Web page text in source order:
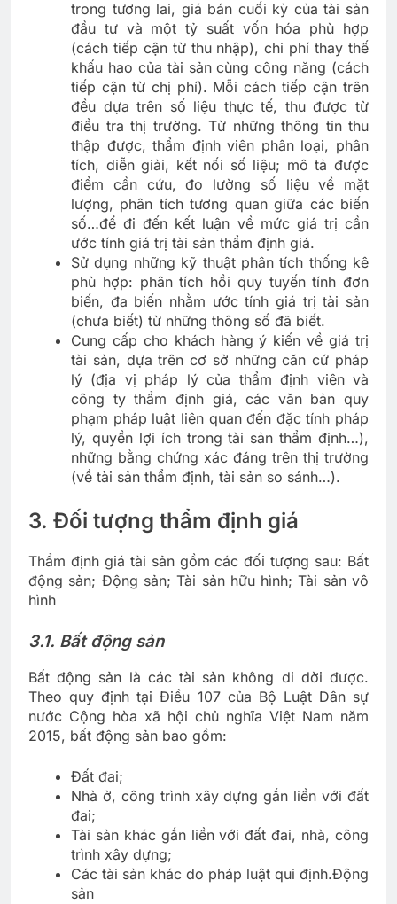
trong tương lai, giá bán cuối kỳ của tài sản
đầu tư và một tỷ suất vốn hóa phù hợp
(cách tiếp cận từ thu nhập), chi phí thay thế
khấu hao của tài sản cùng công năng (cách
tiếp cận từ chị phí). Mỗi cách tiếp cận trên
đều dựa trên số liệu thực tế, thu được từ
điều tra thị trường. Từ những thông tin thu
thập được, thẩm định viên phân loại, phân
tích, diễn giải, kết nối số liệu; mô tả được
điểm cần cứu, đo lường số liệu về mặt
lượng, phân tích tương quan giữa các biến
số…để đi đến kết luận về mức giá trị cần
ước tính giá trị tài sản thẩm định giá.
Sử dụng những kỹ thuật phân tích thống kê
phù hợp: phân tích hồi quy tuyến tính đơn
biến, đa biến nhằm ước tính giá trị tài sản
(chưa biết) từ những thông số đã biết.
Cung cấp cho khách hàng ý kiến về giá trị
tài sản, dựa trên cơ sở những căn cứ pháp
lý (địa vị pháp lý của thẩm định viên và
công ty thẩm định giá, các văn bản quy
phạm pháp luật liên quan đến đặc tính pháp
lý, quyền lợi ích trong tài sản thẩm định…),
những bằng chứng xác đáng trên thị trường
(về tài sản thẩm định, tài sản so sánh…).
3. Đối tượng thẩm định giá
Thẩm định giá tài sản gồm các đối tượng sau: Bất
động sản; Động sản; Tài sản hữu hình; Tài sản vô
hình
3.1. Bất động sản
Bất động sản là các tài sản không di dời được.
Theo quy định tại Điều 107 của Bộ Luật Dân sự
nước Cộng hòa xã hội chủ nghĩa Việt Nam năm
2015, bất động sản bao gồm:
Đất đai;
Nhà ở, công trình xây dựng gắn liền với đất
đai;
Tài sản khác gắn liền với đất đai, nhà, công
trình xây dựng;
Các tài sản khác do pháp luật qui định.Động
sản